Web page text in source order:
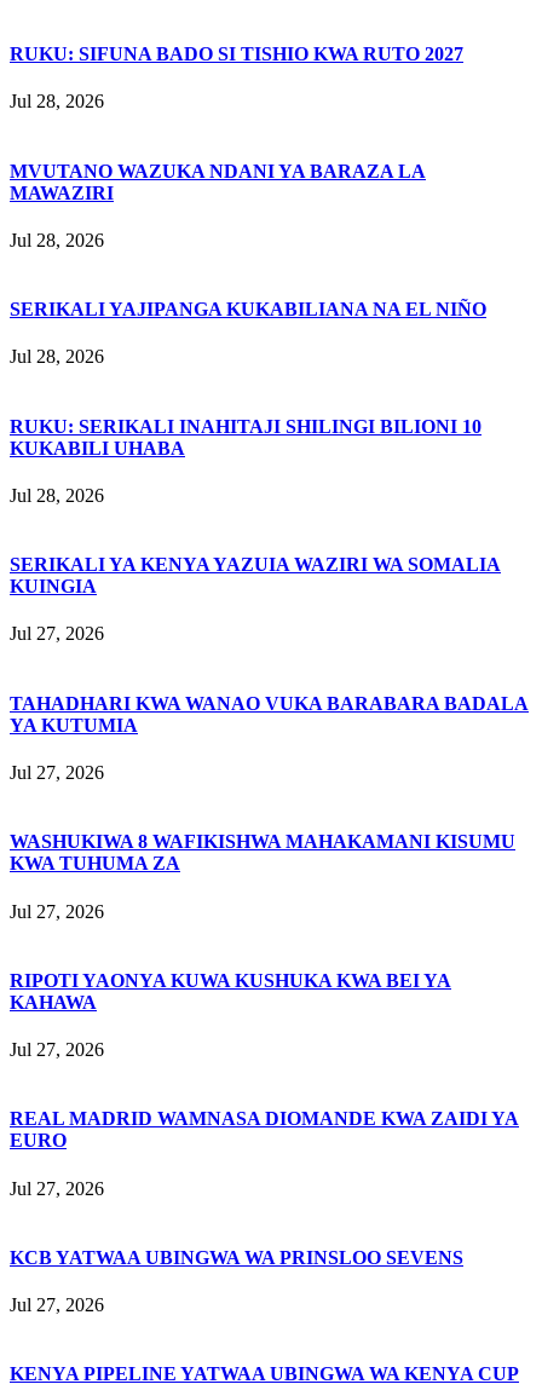
RUKU: SIFUNA BADO SI TISHIO KWA RUTO 2027
Jul 28, 2026
MVUTANO WAZUKA NDANI YA BARAZA LA
MAWAZIRI
Jul 28, 2026
SERIKALI YAJIPANGA KUKABILIANA NA EL NIÑO
Jul 28, 2026
RUKU: SERIKALI INAHITAJI SHILINGI BILIONI 10
KUKABILI UHABA
Jul 28, 2026
SERIKALI YA KENYA YAZUIA WAZIRI WA SOMALIA
KUINGIA
Jul 27, 2026
TAHADHARI KWA WANAO VUKA BARABARA BADALA
YA KUTUMIA
Jul 27, 2026
WASHUKIWA 8 WAFIKISHWA MAHAKAMANI KISUMU
KWA TUHUMA ZA
Jul 27, 2026
RIPOTI YAONYA KUWA KUSHUKA KWA BEI YA
KAHAWA
Jul 27, 2026
REAL MADRID WAMNASA DIOMANDE KWA ZAIDI YA
EURO
Jul 27, 2026
KCB YATWAA UBINGWA WA PRINSLOO SEVENS
Jul 27, 2026
KENYA PIPELINE YATWAA UBINGWA WA KENYA CUP